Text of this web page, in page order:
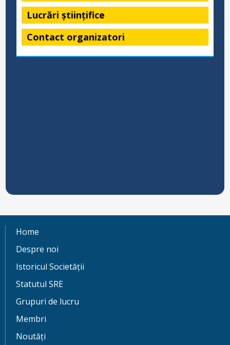
Lucrări științifice
Contact organizatori
Home
Despre noi
Istoricul Societății
Statutul SRE
Grupuri de lucru
Membri
Noutăți